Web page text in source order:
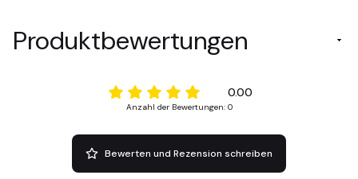
Produktbewertungen
0.00
Anzahl der Bewertungen: 0
Bewerten und Rezension schreiben